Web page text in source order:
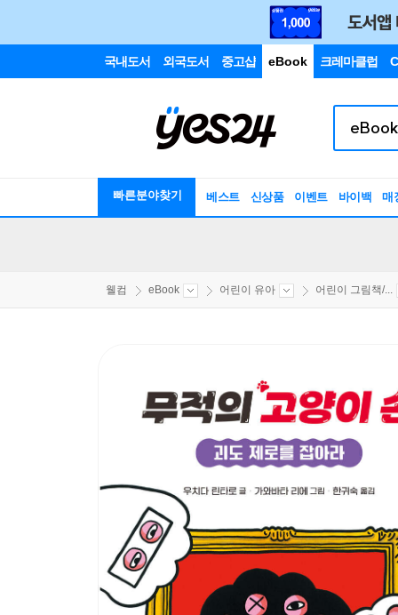
국내도서 외국도서 중고샵 eBook 크레마클럽
빠른분야찾기 베스트 신상품 이벤트 바이백 매
웰컴 eBook 어린이 유아 어린이 그림책/...